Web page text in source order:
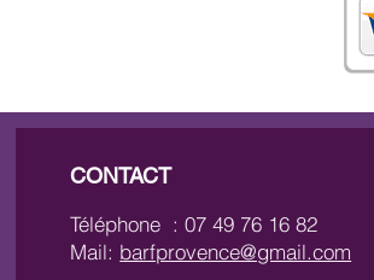
CONTACT
Téléphone : 07 49 76 16 82
Mail: barfprovence@gmail.com